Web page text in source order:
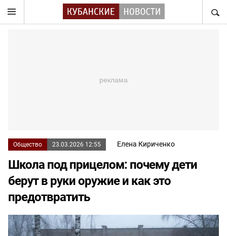
Общество 23.03.2026 12:55 Елена Кириченко
Школа под прицелом: почему дети
берут в руки оружие и как это
предотвратить